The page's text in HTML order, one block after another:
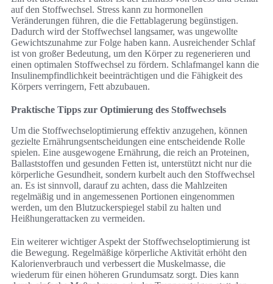
auf den Stoffwechsel. Stress kann zu hormonellen
Veränderungen führen, die die Fettablagerung begünstigen.
Dadurch wird der Stoffwechsel langsamer, was ungewollte
Gewichtszunahme zur Folge haben kann. Ausreichender Schlaf
ist von großer Bedeutung, um den Körper zu regenerieren und
einen optimalen Stoffwechsel zu fördern. Schlafmangel kann die
Insulinempfindlichkeit beeinträchtigen und die Fähigkeit des
Körpers verringern, Fett abzubauen.
Praktische Tipps zur Optimierung des Stoffwechsels
Um die Stoffwechseloptimierung effektiv anzugehen, können
gezielte Ernährungsentscheidungen eine entscheidende Rolle
spielen. Eine ausgewogene Ernährung, die reich an Proteinen,
Ballaststoffen und gesunden Fetten ist, unterstützt nicht nur die
körperliche Gesundheit, sondern kurbelt auch den Stoffwechsel
an. Es ist sinnvoll, darauf zu achten, dass die Mahlzeiten
regelmäßig und in angemessenen Portionen eingenommen
werden, um den Blutzuckerspiegel stabil zu halten und
Heißhungerattacken zu vermeiden.
Ein weiterer wichtiger Aspekt der Stoffwechseloptimierung ist
die Bewegung. Regelmäßige körperliche Aktivität erhöht den
Kalorienverbrauch und verbessert die Muskelmasse, die
wiederum für einen höheren Grundumsatz sorgt. Dies kann